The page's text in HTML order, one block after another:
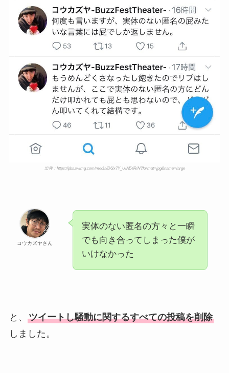
出典：https://pbs.twimg.com/media/D6lx7Y_UIAE4RiN?format=jpg&name=large
コウカズヤさん
実体のない匿名の方々と一瞬
でも向き合ってしまった僕が
いけなかった
と、 ツイートし騒動に関するすべての投稿を削除
しました。